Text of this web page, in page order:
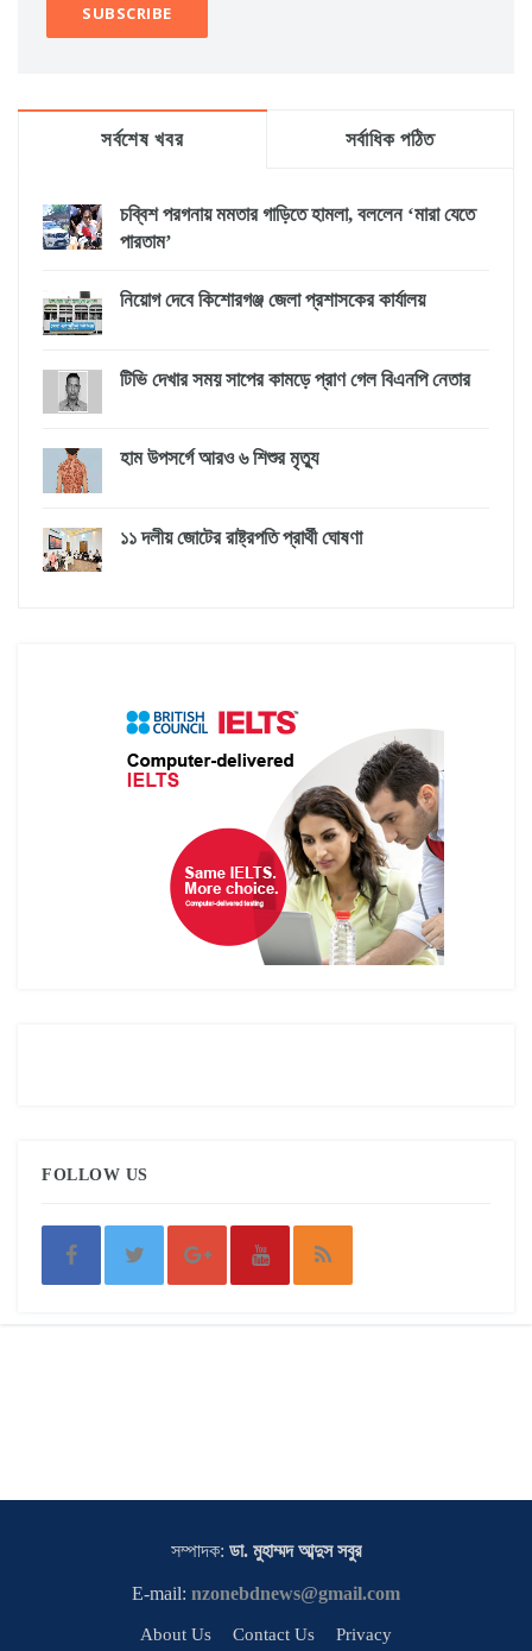
সর্বশেষ খবর সর্বাধিক পঠিত
চব্বিশ পরগনায় মমতার গাড়িতে হামলা, বললেন ‘মারা যেতে
পারতাম’
নিয়োগ দেবে কিশোরগঞ্জ জেলা প্রশাসকের কার্যালয়
টিভি দেখার সময় সাপের কামড়ে প্রাণ গেল বিএনপি নেতার
হাম উপসর্গে আরও ৬ শিশুর মৃত্যু
১১ দলীয় জোটের রাষ্ট্রপতি প্রার্থী ঘোষণা
FOLLOW US
সম্পাদক: ডা. মুহাম্মদ আব্দুস সবুর
E-mail: nzonebdnews@gmail.com
About Us Contact Us Privacy